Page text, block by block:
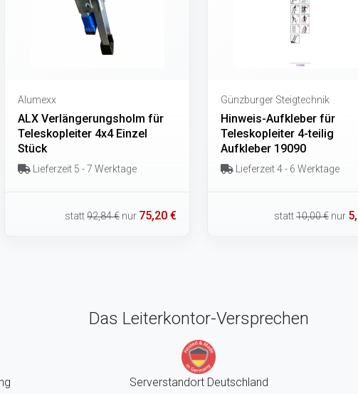
Alumexx
ALX Verlängerungsholm für
Teleskopleiter 4x4 Einzel
Stück
Lieferzeit 5 - 7 Werktage
statt92,84 € nur 75,20 €
Günzburger Steigtechnik
Hinweis-Aufkleber für
Teleskopleiter 4-teilig
Aufkleber 19090
Lieferzeit 4 - 6 Werktage
statt10,00 € nur
Das Leiterkontor-Versprechen
Serverstandort Deutschland